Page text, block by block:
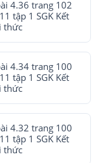
4.36 trang 102
tập 1 SGK Kết
thức
4.34 trang 100
tập 1 SGK Kết
thức
4.32 trang 100
tập 1 SGK Kết
thức